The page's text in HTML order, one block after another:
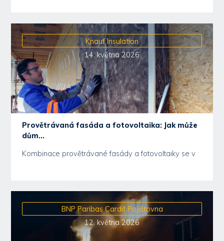
Knauf Insulation
14. května 2026
Provětrávaná fasáda a fotovoltaika: Jak může
dům...
Kombinace provětrávané fasády a fotovoltaiky se v
BNP Paribas Cardif Pojišťovna
12. května 2026